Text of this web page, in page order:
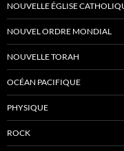
NOUVELLE ÉGLISE
NOUVEL ORDRE MONDIAL
NOUVELLE TORAH
OCÉAN PACIFIQUE
PHYSIQUE
ROCK